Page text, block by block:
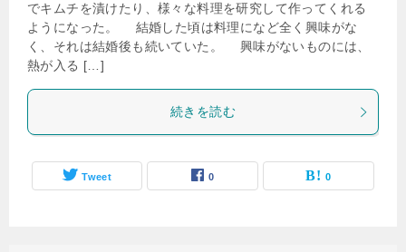
でキムチを漬けたり、様々な料理を研究して作ってくれる
ようになった。 結婚した頃は料理になど全く興味がな
く、それは結婚後も続いていた。 興味がないものには、
熱が入る […]
続きを読む
Tweet 0 0